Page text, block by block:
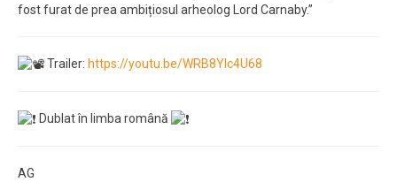
fost furat de prea ambițiosul arheolog Lord Carnaby.”
Trailer: https://youtu.be/WRB8YIc4U68
Dublat în limba română
AG